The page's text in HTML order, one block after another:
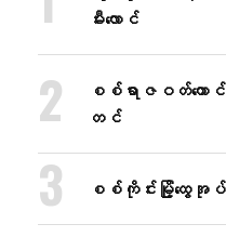
မီးလောင်
စစ်ရာဇဝတ်ကော
တင်
စစ်ကိုင်းမြို့ထွေအုပ်